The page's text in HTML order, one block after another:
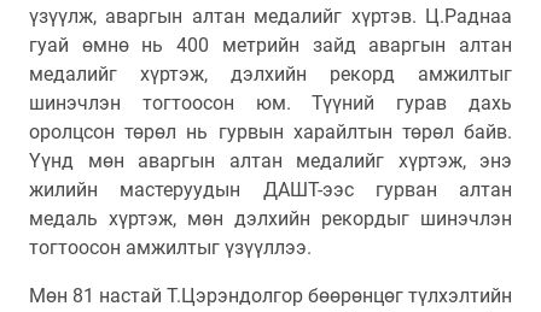
үзүүлж, аваргын алтан медалийг хүртэв. Ц.Раднаа
гуай өмнө нь 400 метрийн зайд аваргын алтан
медалийг хүртэж, дэлхийн рекорд амжилтыг
шинэчлэн тогтоосон юм. Түүний гурав дахь
оролцсон төрөл нь гурвын харайлтын төрөл байв.
Үүнд мөн аваргын алтан медалийг хүртэж, энэ
жилийн мастеруудын ДАШТ-ээс гурван алтан
медаль хүртэж, мөн дэлхийн рекордыг шинэчлэн
тогтоосон амжилтыг үзүүллээ.
Мөн 81 настай Т.Цэрэндолгор бөөрөнцөг түлхэлтийн